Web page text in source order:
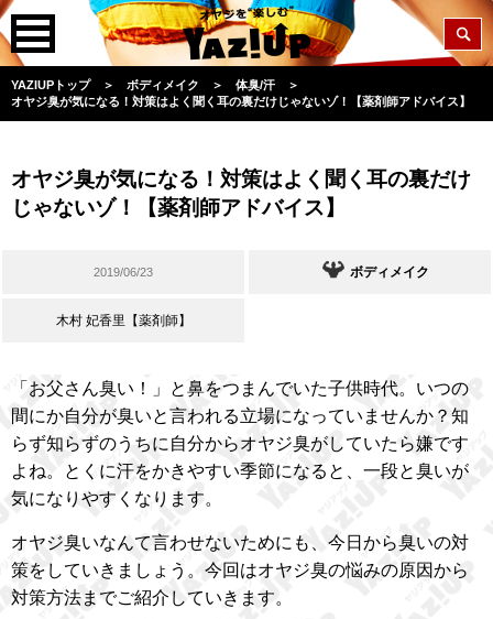
YAZIUPトップ ＞ ボディメイク ＞ 体臭/汗
＞
オヤジ臭が気になる！対策はよく聞く耳の裏だけじゃないゾ！【薬剤師アドバイス】
オヤジ臭が気になる！対策はよく聞く耳の裏だけ
じゃないゾ！【薬剤師アドバイス】
2019/06/23 ボディメイク
木村 妃香里【薬剤師】
「お父さん臭い！」と鼻をつまんでいた子供時代。いつの
間にか自分が臭いと言われる立場になっていませんか？知
らず知らずのうちに自分からオヤジ臭がしていたら嫌です
よね。とくに汗をかきやすい季節になると、一段と臭いが
気になりやすくなります。
オヤジ臭いなんて言わせないためにも、今日から臭いの対
策をしていきましょう。今回はオヤジ臭の悩みの原因から
対策方法までご紹介していきます。